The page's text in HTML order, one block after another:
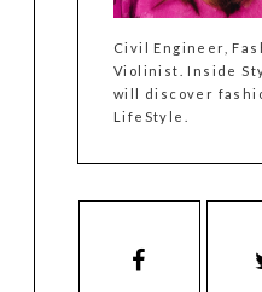
Civil Engineer,
Violinist. Inside
will discover
LifeStyle.